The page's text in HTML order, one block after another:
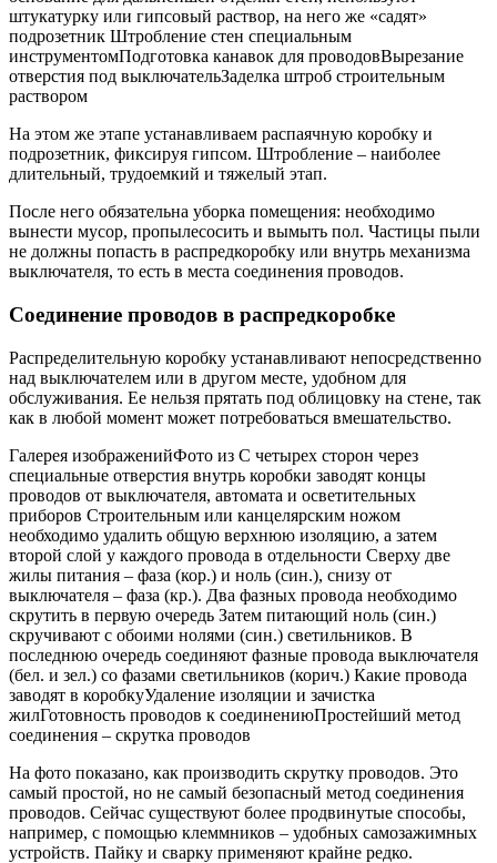
штукатурку или гипсовый раствор, на него же «садят»
подрозетник Штробление стен специальным
инструментомПодготовка канавок для проводовВырезание
отверстия под выключательЗаделка штроб строительным
раствором
На этом же этапе устанавливаем распаячную коробку и
подрозетник, фиксируя гипсом. Штробление – наиболее
длительный, трудоемкий и тяжелый этап.
После него обязательна уборка помещения: необходимо
вынести мусор, пропылесосить и вымыть пол. Частицы пыли
не должны попасть в распредкоробку или внутрь механизма
выключателя, то есть в места соединения проводов.
Соединение проводов в распредкоробке
Распределительную коробку устанавливают непосредственно
над выключателем или в другом месте, удобном для
обслуживания. Ее нельзя прятать под облицовку на стене, так
как в любой момент может потребоваться вмешательство.
Галерея изображенийФото из С четырех сторон через
специальные отверстия внутрь коробки заводят концы
проводов от выключателя, автомата и осветительных
приборов Строительным или канцелярским ножом
необходимо удалить общую верхнюю изоляцию, а затем
второй слой у каждого провода в отдельности Сверху две
жилы питания – фаза (кор.) и ноль (син.), снизу от
выключателя – фаза (кр.). Два фазных провода необходимо
скрутить в первую очередь Затем питающий ноль (син.)
скручивают с обоими нолями (син.) светильников. В
последнюю очередь соединяют фазные провода выключателя
(бел. и зел.) со фазами светильников (корич.) Какие провода
заводят в коробкуУдаление изоляции и зачистка
жилГотовность проводов к соединениюПростейший метод
соединения – скрутка проводов
На фото показано, как производить скрутку проводов. Это
самый простой, но не самый безопасный метод соединения
проводов. Сейчас существуют более продвинутые способы,
например, с помощью клеммников – удобных самозажимных
устройств. Пайку и сварку применяют крайне редко.